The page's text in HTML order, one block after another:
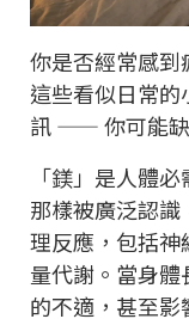
你是否經常感到
這些看似日常
訊 —— 你可能缺
「鎂」是人體
那樣被廣泛認
理反應，包括
量代謝。當身
的不適，甚至影